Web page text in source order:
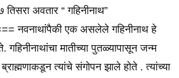
तिसरा अवतार “ गहिनीनाथ”
नवनाथांपैकी एक असलेले गहिनीनाथ हे
गहिनीनाथांचा मातीच्या पुतळ्यापासून जन्म
त्यांचे संगोपन झाले होते . त्यांच्या